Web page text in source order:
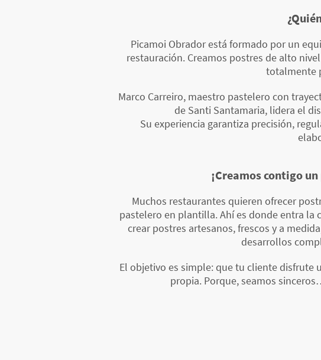
Picamoi Obrador está formado por un
restauración. Creamos postres de alto
totalmente
Marco Carreiro, maestro pastelero con
de Santi Santamaria, lidera el
Su experiencia garantiza precisión,
¡Creamos contigo
Muchos restaurantes quieren ofrecer
pastelero en plantilla. Ahí es donde entra la
crear postres artesanos, frescos y a
desarrollos
El objetivo es simple: que tu cliente disfrute
propia. Porque, seamos